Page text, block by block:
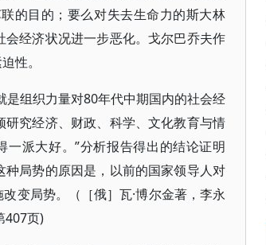
的目的；要么对失去生命力的斯大林
经济状况进一步恶化。戈尔巴乔夫作
性。
是组织力量对80年代中期国内的社会经
究经济、财政、科学、文化教育与情
一派大好。”分析报告得出的结论证明
局势的原因是，以前的国家领导人对
变局势。（［俄］瓦·博尔金著，李永
407页)